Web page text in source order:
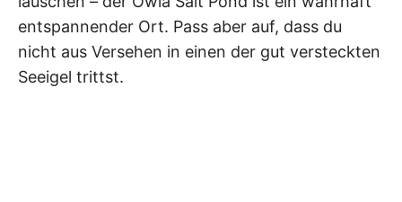
entspannender Ort. Pass aber auf, dass du
nicht aus Versehen in einen der gut versteckten
Seeigel trittst.